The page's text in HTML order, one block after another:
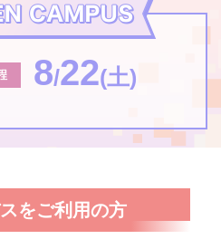
8/22(土)
をご利用の方